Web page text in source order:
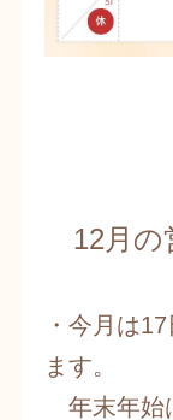
​​12月の
・今月は
ます。
年末年始